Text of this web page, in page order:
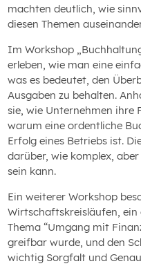
machten deutlich, wie
diesen Themen
Im Workshop
erleben, wie man eine
was es bedeutet, den
Ausgaben zu behalten.
sie, wie Unternehmen ihre
warum eine ordentliche
Erfolg eines Betriebs ist.
darüber, wie komplex,
sein kann.
Ein weiterer Workshop
Wirtschaftskreisläufen,
Thema “Umgang mit
greifbar wurde, und den
wichtig Sorgfalt und